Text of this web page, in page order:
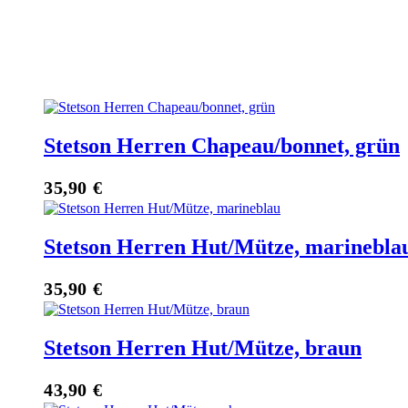
Stetson Herren Chapeau/bonnet, grün
35,90 €
Stetson Herren Hut/Mütze,
35,90 €
Stetson Herren Hut/Mütze, braun
43,90 €